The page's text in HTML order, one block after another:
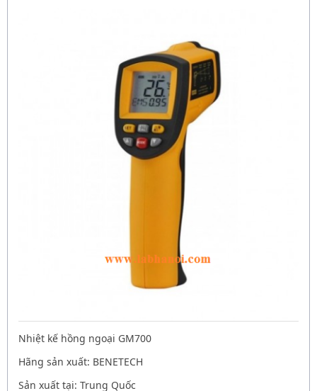
Nhiệt kế hồng ngoại GM700
Hãng sản xuất: BENETECH
Sản xuất tại: Trung Quốc